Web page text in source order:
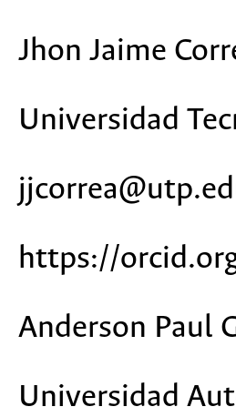
Jhon Jaime
Universidad
https://
Anderson Paul
Universidad